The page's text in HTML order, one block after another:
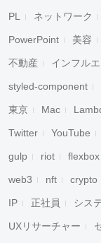
PL ネットワーク
PowerPoint 美容
不動産 インフル
styled-component
東京 Mac
Twitter YouTube
gulp riot flexbox
web3 nft crypto
IP 正社員 シス
UXリサーチャー